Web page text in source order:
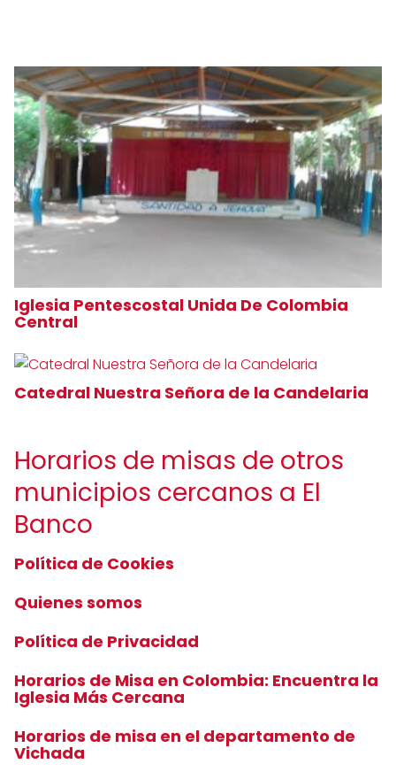
Iglesia Pentescostal Unida De Colombia
Central
Catedral Nuestra Señora de la Candelaria
Horarios de misas de otros
municipios cercanos a El
Banco
Política de Cookies
Quienes somos
Política de Privacidad
Horarios de Misa en Colombia: Encuentra la
Iglesia Más Cercana
Horarios de misa en el departamento de
Vichada